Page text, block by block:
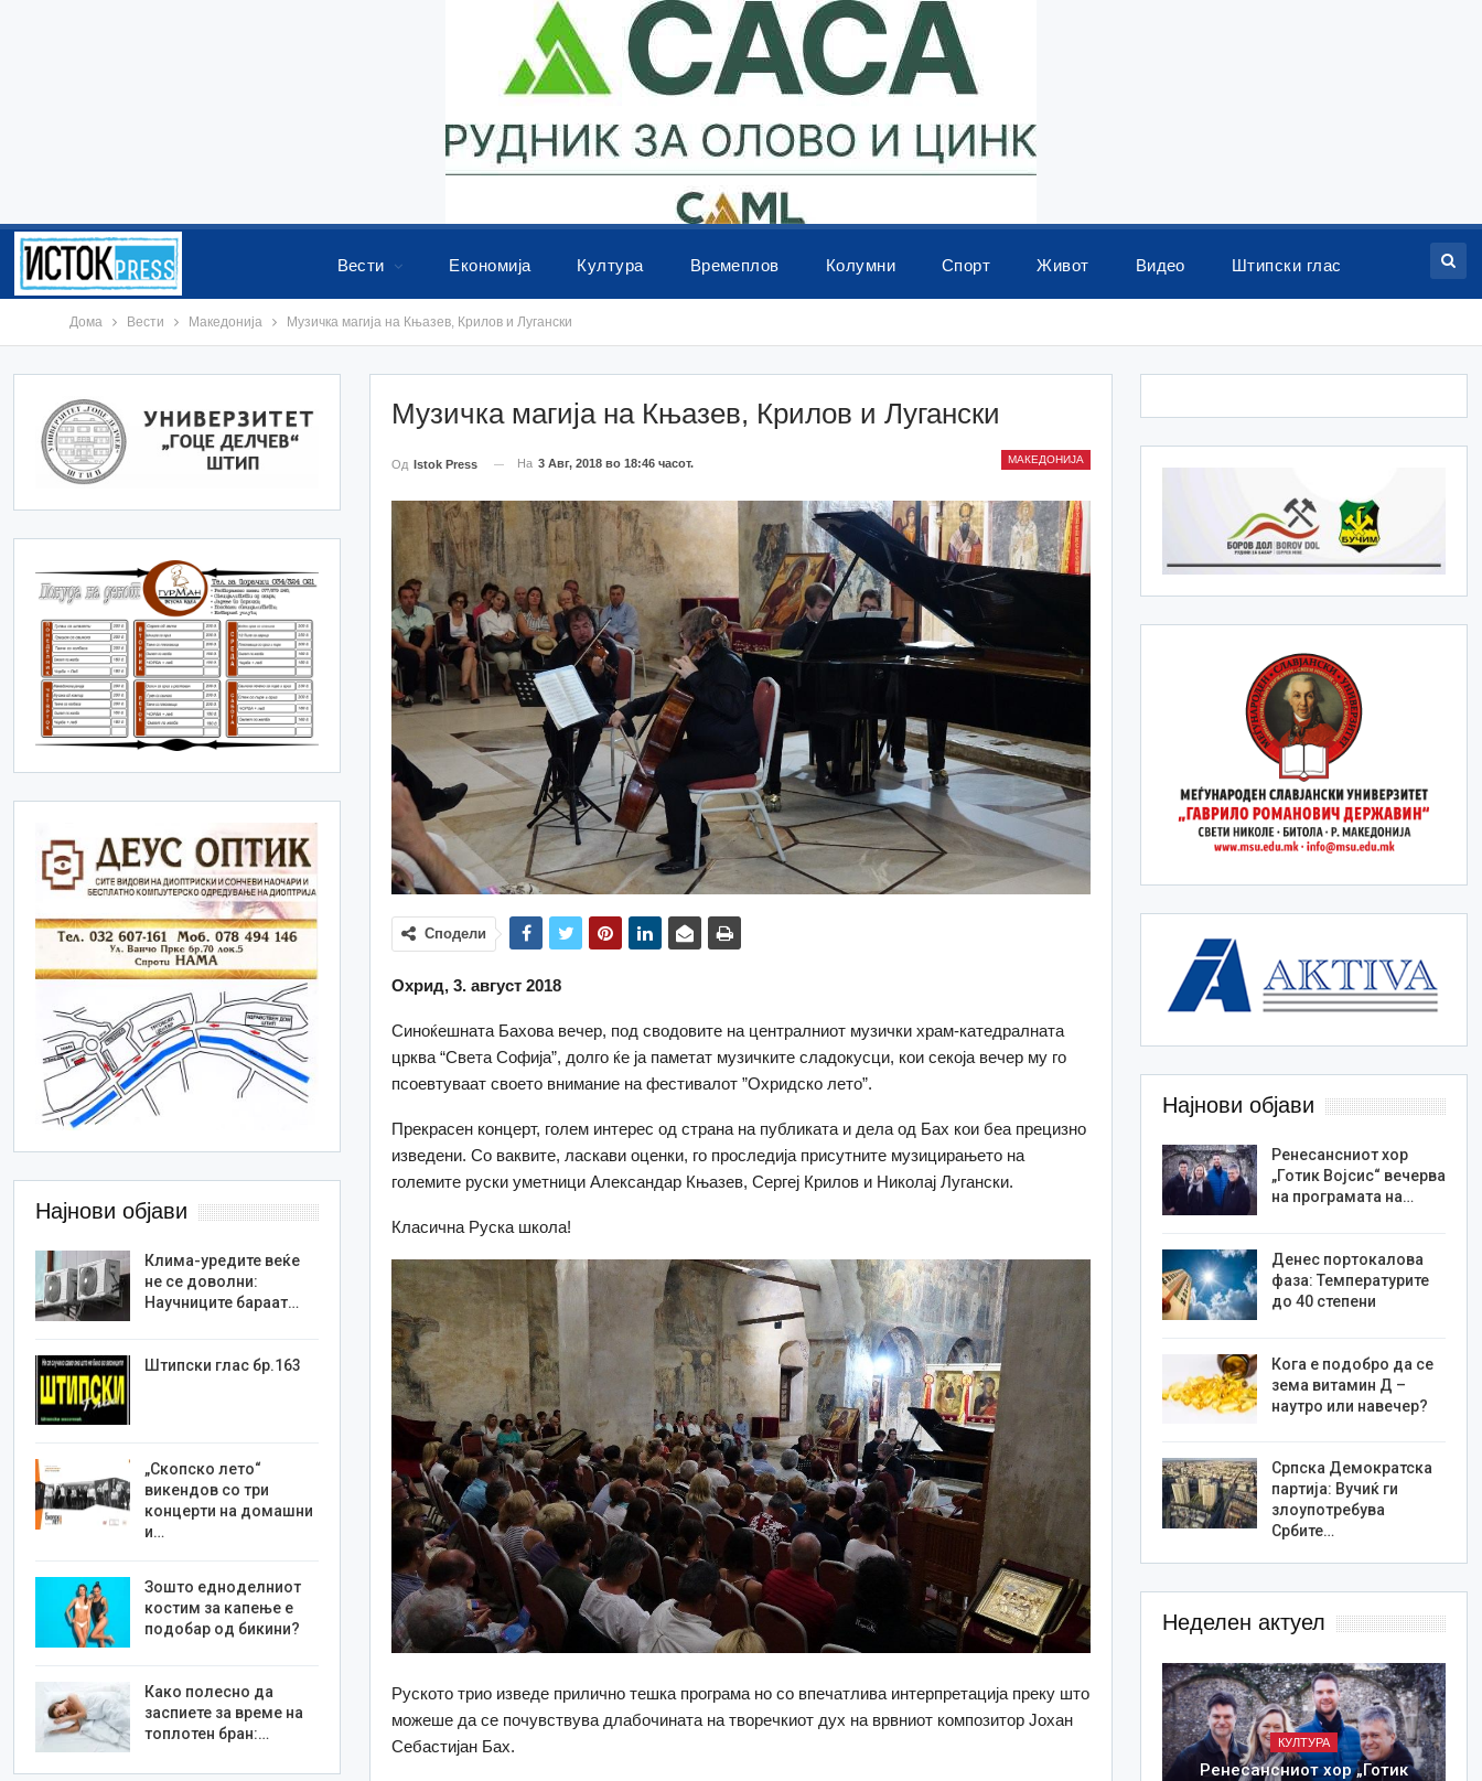
Вести Економија Култура Времеплов Колумни Спорт Живот Видео Штипски глас
Дома Вести Македонија Музичка магија на Књазев, Крилов и Лугански
Музичка магија на Књазев, Крилов и Лугански
МАКЕДОНИЈА
Од Istok Press На 3 Авг, 2018 во 18:46 часот.
Сподели
Охрид, 3. август 2018
Синоќешната Бахова вечер, под сводовите на централниот музички храм-катедралната
црква “Света Софија”, долго ќе ја паметат музичките сладокусци, кои секоја вечер му го
псоевтуваат своето внимание на фестивалот ”Охридско лето”.
Прекрасен концерт, голем интерес од страна на публиката и дела од Бах кои беа прецизно
изведени. Со ваквите, ласкави оценки, го проследија присутните музицирањето на
големите руски уметници Александар Књазев, Сергеј Крилов и Николај Лугански.
Класична Руска школа!
Руското трио изведе прилично тешка програма но со впечатлива интерпретација преку што
можеше да се почувствува длабочината на творечкиот дух на врвниот композитор Јохан
Себастијан Бах.
Најнови објави
Ренесансниот хор
„Готик Војсис“ вечерва
на програмата на…
Денес портокалова
фаза: Температурите
до 40 степени
Кога е подобро да се
зема витамин Д –
наутро или навечер?
Српска Демократска
партија: Вучиќ ги
злоупотребува
Србите…
Неделен актуел
КУЛТУРА
Ренесансниот хор „Готик
Најнови објави
Клима-уредите веќе
не се доволни:
Научниците бараат…
Штипски глас бр.163
„Скопско лето“
викендов со три
концерти на домашни
и…
Зошто едноделниот
костим за капење е
подобар од бикини?
Како полесно да
заспиете за време на
топлотен бран:…